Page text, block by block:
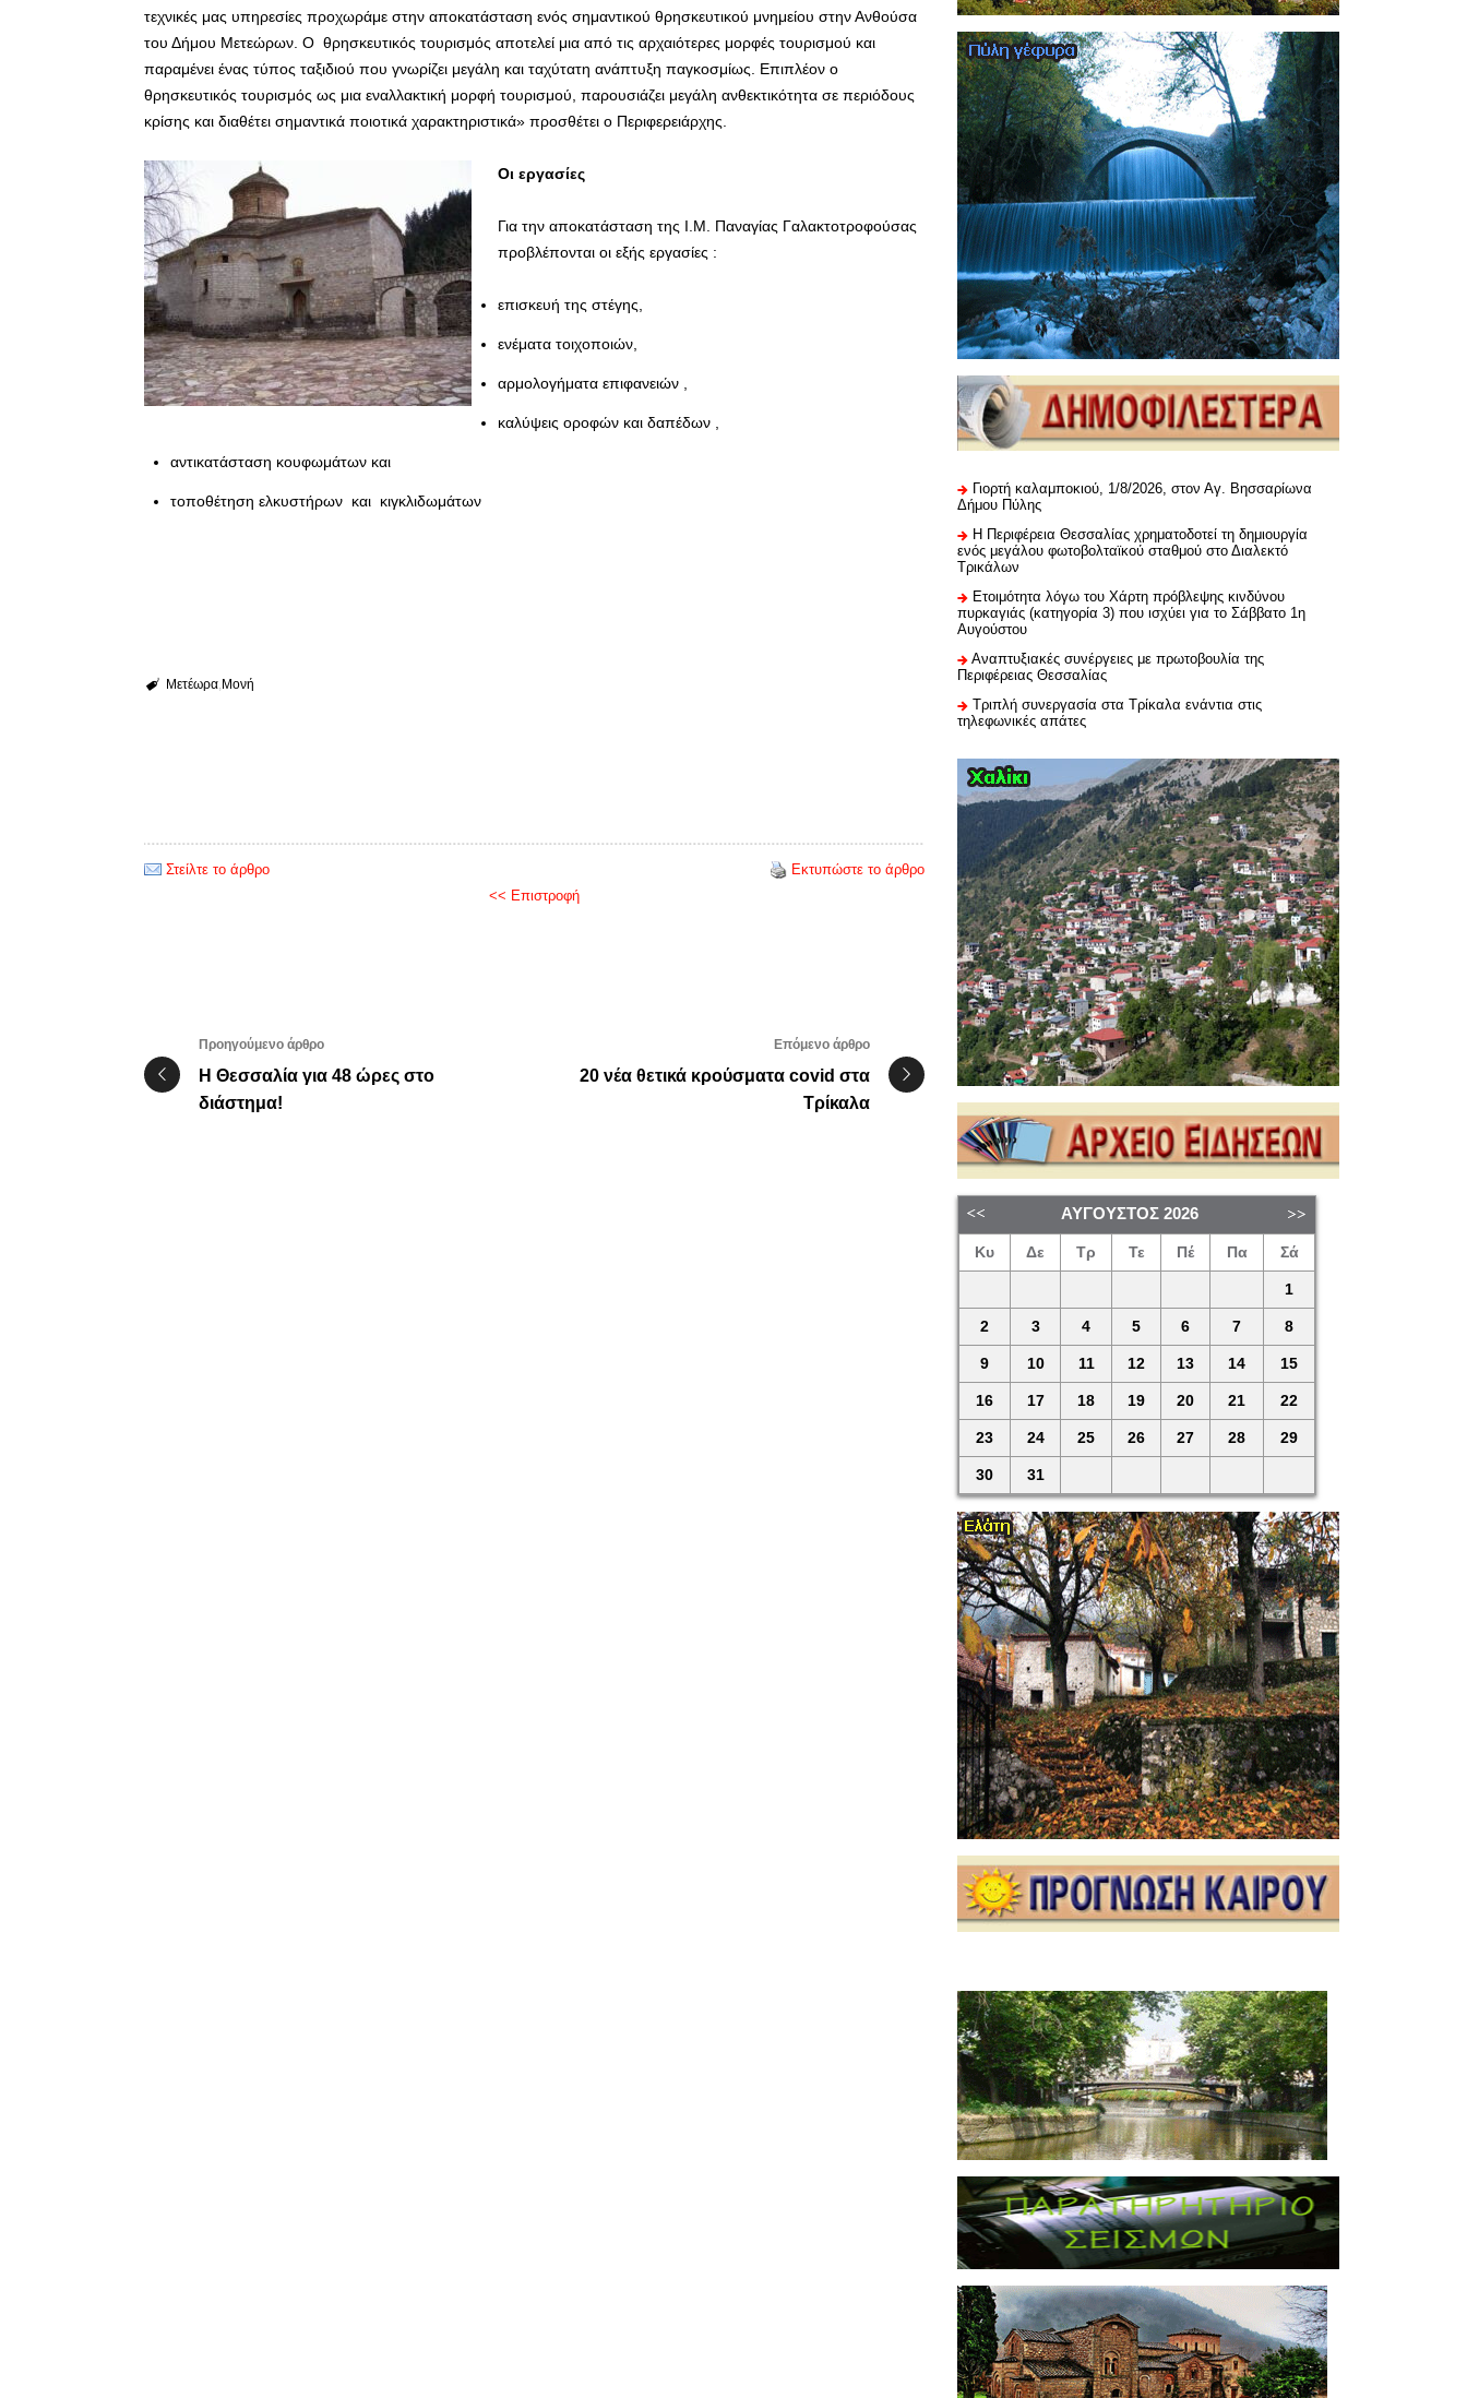
τεχνικές μας υπηρεσίες προχωράμε στην αποκατάσταση ενός σημαντικού θρησκευτικού μνημείου στην Ανθούσα
του Δήμου Μετεώρων. Ο θρησκευτικός τουρισμός αποτελεί μια από τις αρχαιότερες μορφές τουρισμού και
παραμένει ένας τύπος ταξιδιού που γνωρίζει μεγάλη και ταχύτατη ανάπτυξη παγκοσμίως. Επιπλέον ο
θρησκευτικός τουρισμός ως μια εναλλακτική μορφή τουρισμού, παρουσιάζει μεγάλη ανθεκτικότητα σε περιόδους
κρίσης και διαθέτει σημαντικά ποιοτικά χαρακτηριστικά» προσθέτει ο Περιφερειάρχης.
Οι εργασίες
Για την αποκατάσταση της Ι.Μ. Παναγίας Γαλακτοτροφούσας
προβλέπονται οι εξής εργασίες :
επισκευή της στέγης,
ενέματα τοιχοποιών,
αρμολογήματα επιφανειών ,
καλύψεις οροφών και δαπέδων ,
αντικατάσταση κουφωμάτων και
τοποθέτηση ελκυστήρων και κιγκλιδωμάτων
Μετέωρα Μονή
Στείλτε το άρθρο
Εκτυπώστε το άρθρο
<< Επιστροφή
Προηγούμενο άρθρο
Η Θεσσαλία για 48 ώρες στο
διάστημα!
Επόμενο άρθρο
20 νέα θετικά κρούσματα covid στα
Τρίκαλα
Γιορτή καλαμποκιού, 1/8/2026, στον Αγ. Βησσαρίωνα
Δήμου Πύλης
H Περιφέρεια Θεσσαλίας χρηματοδοτεί τη δημιουργία
ενός μεγάλου φωτοβολταϊκού σταθμού στο Διαλεκτό
Τρικάλων
Ετοιμότητα λόγω του Χάρτη πρόβλεψης κινδύνου
πυρκαγιάς (κατηγορία 3) που ισχύει για το Σάββατο 1η
Αυγούστου
Αναπτυξιακές συνέργειες με πρωτοβουλία της
Περιφέρειας Θεσσαλίας
Τριπλή συνεργασία στα Τρίκαλα ενάντια στις
τηλεφωνικές απάτες
ΑΎΓΟΥΣΤΟΣ 2026
Κυ Δε Τρ Τε Πέ Πα Σά
1
2 3 4 5 6 7 8
9 10 11 12 13 14 15
16 17 18 19 20 21 22
23 24 25 26 27 28 29
30 31